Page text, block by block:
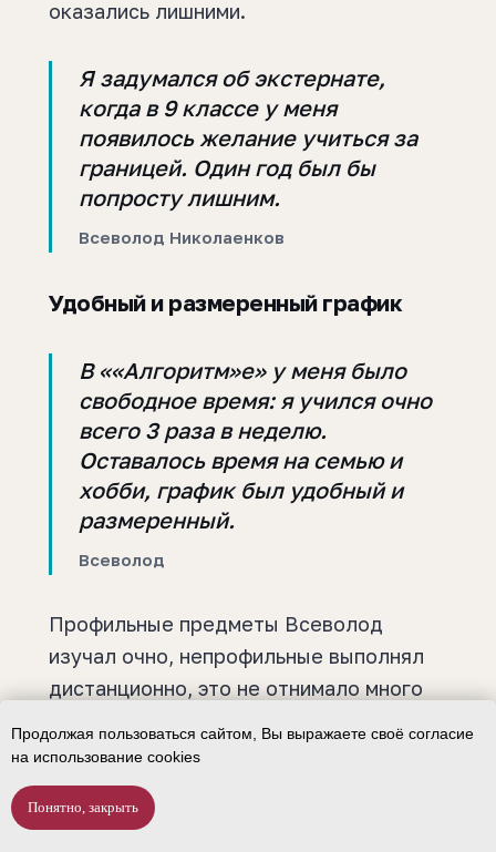
оказались лишними.
Я задумался об экстернате,
когда в 9 классе у меня
появилось желание учиться за
границей. Один год был бы
попросту лишним.
Всеволод Николаенков
Удобный и размеренный график
В ««Алгоритм»е» у меня было
свободное время: я учился очно
всего 3 раза в неделю.
Оставалось время на семью и
хобби, график был удобный и
размеренный.
Всеволод
Профильные предметы Всеволод
изучал очно, непрофильные выполнял
дистанционно, это не отнимало много
профильное, но непрофильные
предметы тоже сдаются, просто
быстрее и с меньшими усилиями.
Продолжая пользоваться сайтом, Вы выражаете своё согласие
на использование cookies
Понятно, закрыть
Подобрать программу